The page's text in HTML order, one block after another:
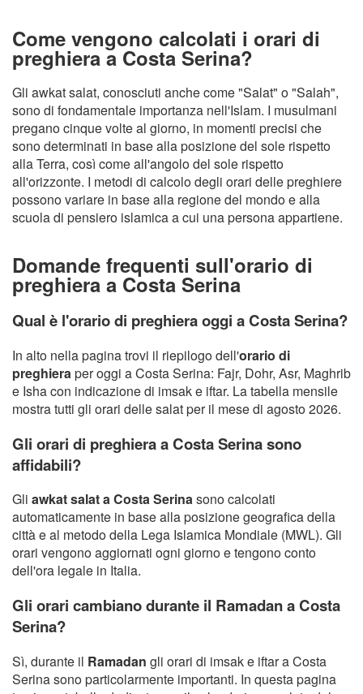
Come vengono calcolati i orari di
preghiera a Costa Serina?
Gli awkat salat, conosciuti anche come "Salat" o "Salah",
sono di fondamentale importanza nell'Islam. I musulmani
pregano cinque volte al giorno, in momenti precisi che
sono determinati in base alla posizione del sole rispetto
alla Terra, così come all'angolo del sole rispetto
all'orizzonte. I metodi di calcolo degli orari delle preghiere
possono variare in base alla regione del mondo e alla
scuola di pensiero islamica a cui una persona appartiene.
Domande frequenti sull'orario di
preghiera a Costa Serina
Qual è l'orario di preghiera oggi a Costa Serina?
In alto nella pagina trovi il riepilogo dell'orario di
preghieraper oggi a Costa Serina: Fajr, Dohr, Asr, Maghrib
e Isha con indicazione di imsak e iftar. La tabella mensile
mostra tutti gli orari delle salat per il mese di agosto 2026.
Gli orari di preghiera a Costa Serina sono
affidabili?
Gli awkat salat a Costa Serinasono calcolati
automaticamente in base alla posizione geografica della
città e al metodo della Lega Islamica Mondiale (MWL). Gli
orari vengono aggiornati ogni giorno e tengono conto
dell'ora legale in Italia.
Gli orari cambiano durante il Ramadan a Costa
Serina?
Sì, durante il Ramadan gli orari di imsak e iftar a Costa
Serina sono particolarmente importanti. In questa pagina